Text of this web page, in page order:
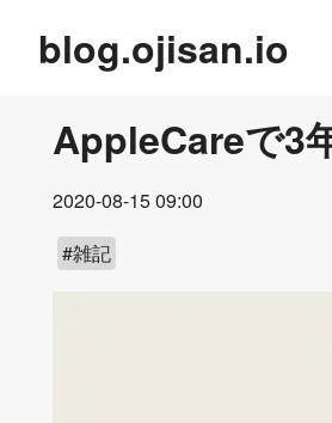
blog.ojisan.io
AppleCareで3
2020-08-15 09:00
#雑記